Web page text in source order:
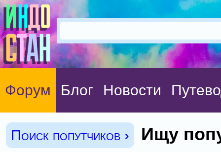
Форум Блог Новости
Поиск попутчиков ›
Ищу